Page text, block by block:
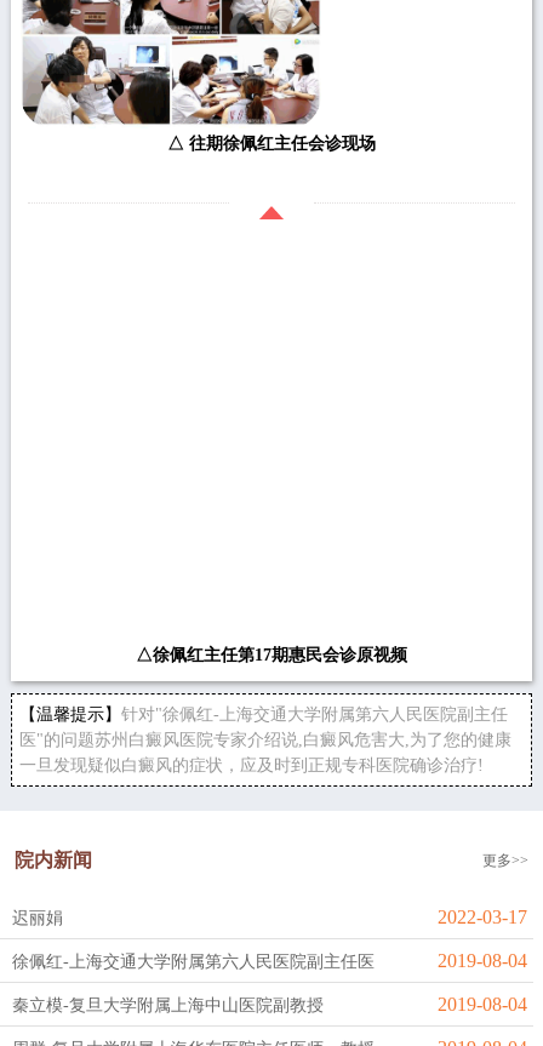
△ 往期徐佩红主任会诊现场
△徐佩红主任第17期惠民会诊原视频
【温馨提示】 针对"徐佩红-上海交通大学附属第六人民医院副主任
医"的问题苏州白癜风医院专家介绍说,白癜风危害大,为了您的健康
一旦发现疑似白癜风的症状，应及时到正规专科医院确诊治疗!
院内新闻 更多>>
迟丽娟 2022-03-17
徐佩红-上海交通大学附属第六人民医院副主任医 2019-08-04
秦立模-复旦大学附属上海中山医院副教授 2019-08-04